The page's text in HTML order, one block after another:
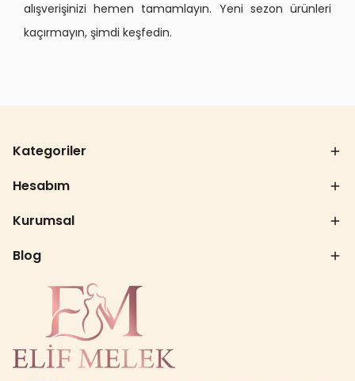
alışverişinizi hemen tamamlayın. Yeni sezon ürünleri
kaçırmayın, şimdi keşfedin.
Kategoriler
Hesabım
Kurumsal
Blog